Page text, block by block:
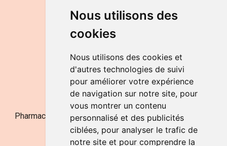
Nous utilisons des
cookies
Nous utilisons des cookies et
d'autres technologies de suivi
pour améliorer votre expérience
de navigation sur notre site, pour
vous montrer un contenu
personnalisé et des publicités
ciblées, pour analyser le trafic de
notre site et pour comprendre la
DU LUNDI AU VENDREDI
de 9h à 12h30 et de 14h à 18h
LE SAMEDI
de 9h à 12h30
NOUS CONTACTER
Pharmacie Jufarma - Fatima Abachra - APB 521704 - N°
Entreprise BE0882-700-592